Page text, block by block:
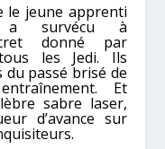
le jeune apprenti
survécu à
donné par
les Jedi. Ils
passé brisé de
Et
sabre laser,
d’avance sur